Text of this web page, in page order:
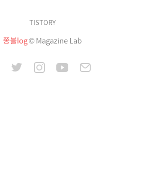
TISTORY
쫑블log© Magazine Lab